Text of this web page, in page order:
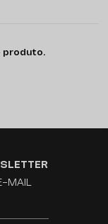
produto.
MAIL